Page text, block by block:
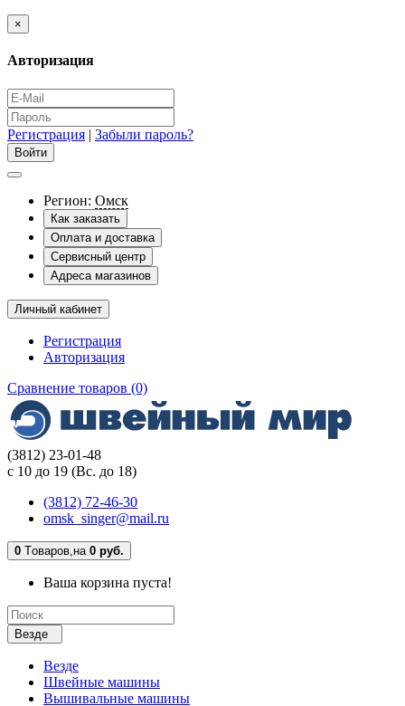
×
Авторизация
Регистрация | Забыли пароль?
Регион: Омск
Как заказать
Оплата и доставка
Сервисный центр
Адреса магазинов
Личный кабинет
Регистрация
Авторизация
Сравнение товаров (0)
(3812) 23-01-48
с 10 до 19 (Вс. до 18)
(3812) 72-46-30
omsk_singer@mail.ru
0 Tоваров,на 0 руб.
Ваша корзина пуста!
Везде
Везде
Швейные машины
Вышивальные машины